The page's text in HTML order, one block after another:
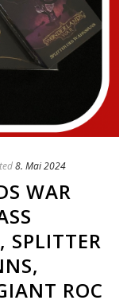
8. Mai 2024
WAR
SPLITTER
ROC